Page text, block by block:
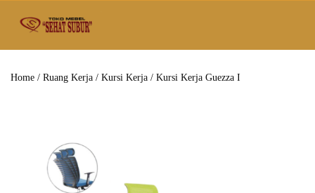
Home / Ruang Kerja / Kursi Kerja / Kursi Kerja Guezza I